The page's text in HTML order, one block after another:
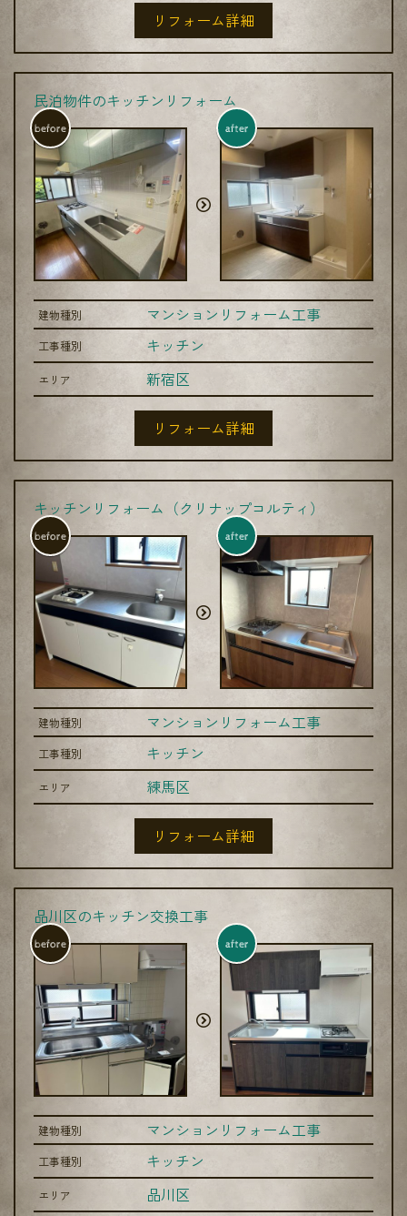
リフォーム詳細
民泊物件のキッチンリフォーム
before after
建物種別 マンションリフォーム工事
工事種別 キッチン
エリア 新宿区
リフォーム詳細
キッチンリフォーム（クリナップコルティ）
before after
建物種別 マンションリフォーム工事
工事種別 キッチン
エリア 練馬区
リフォーム詳細
品川区のキッチン交換工事
before after
建物種別 マンションリフォーム工事
工事種別 キッチン
エリア 品川区